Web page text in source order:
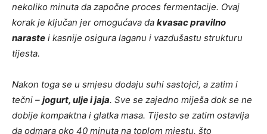
nekoliko minuta da započne proces fermentacije. Ovaj
korak je ključan jer omogućava da kvasac pravilno
naraste i kasnije osigura laganu i vazdušastu strukturu
tijesta.
Nakon toga se u smjesu dodaju suhi sastojci, a zatim i
tečni – jogurt, ulje i jaja. Sve se zajedno miješa dok se ne
dobije kompaktna i glatka masa. Tijesto se zatim ostavlja
da odmara oko 40 minuta na toplom mjestu, što